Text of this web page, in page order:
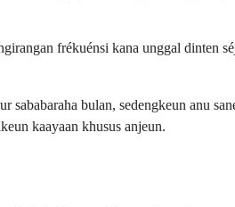
frékuénsi kana unggal dinten
bulan, sedengkeun anu
kaayaan khusus anjeun.